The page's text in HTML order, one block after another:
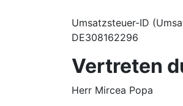
Umsatzsteuer-ID
DE308162296
Vertreten
Herr Mircea Popa